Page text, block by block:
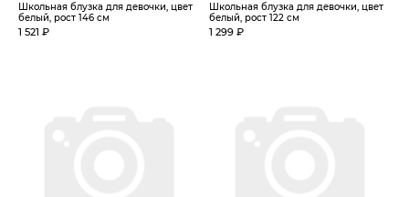
Школьная блузка для девочки, цвет
белый, рост 146 см
1 521 ₽
Школьная блузка для девочки, цвет
белый, рост 122 см
1 299 ₽